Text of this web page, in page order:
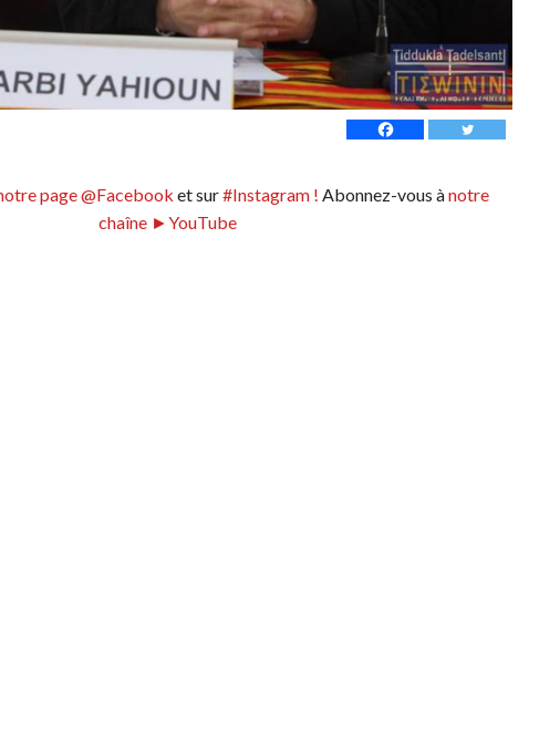
page @Facebook et sur#Instagram ! Abonnez-vous ànotre
chaîne ►YouTube